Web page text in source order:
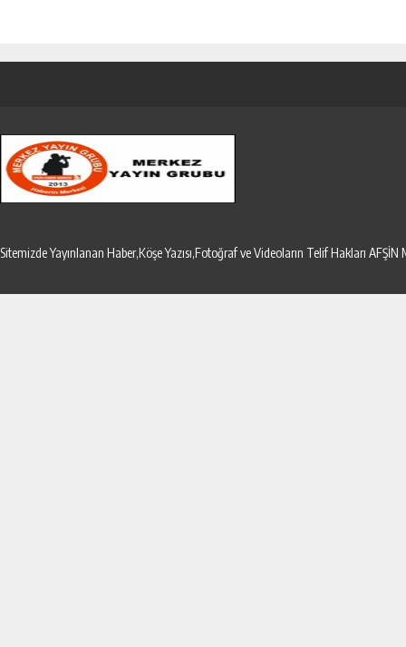
Sitemizde Yayınlanan Haber,Köşe Yazısı,Fotoğraf ve Videoların Telif Hakları